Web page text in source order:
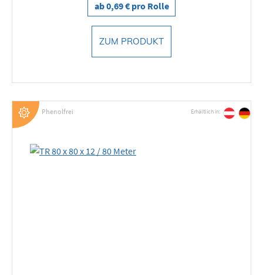
ab 0,69 € pro Rolle
ZUM PRODUKT
Phenolfrei Erhältlich in: